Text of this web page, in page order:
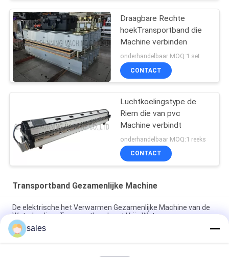
Draagbare Rechte
hoekTransportband die
Machine verbinden
onderhandelbaar MOQ:1 set
CONTACT
Luchtkoelingstype de
Riem die van pvc
Machine verbindt
onderhandelbaar MOQ:1 reeks
CONTACT
Transportband Gezamenlijke Machine
De elektrische het Verwarmen Gezamenlijke Machine van de
WaterkoelingsTransportband met Vrije Waterpomp
PA600 Luchtkoeling PV/van de de Transportband het
Gezamenlijke Machine van pvc de Industrieriemen Verbinden
sales